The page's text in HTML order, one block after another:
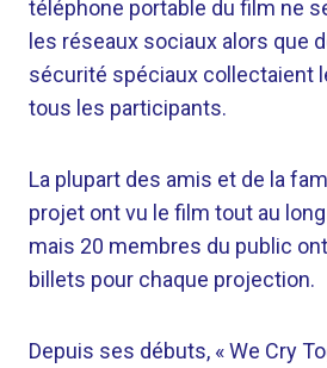
téléphone portable du film ne
les réseaux sociaux alors que
sécurité spéciaux collectaient
tous les participants.
La plupart des amis et de la
projet ont vu le film tout au
mais 20 membres du public
billets pour chaque projection.
Depuis ses débuts, « We Cry